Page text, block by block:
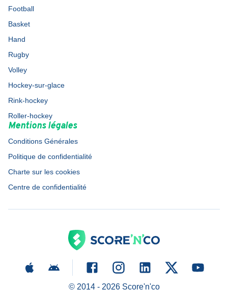
Football
Basket
Hand
Rugby
Volley
Hockey-sur-glace
Rink-hockey
Roller-hockey
Mentions légales
Conditions Générales
Politique de confidentialité
Charte sur les cookies
Centre de confidentialité
© 2014 - 2026Score'n'co